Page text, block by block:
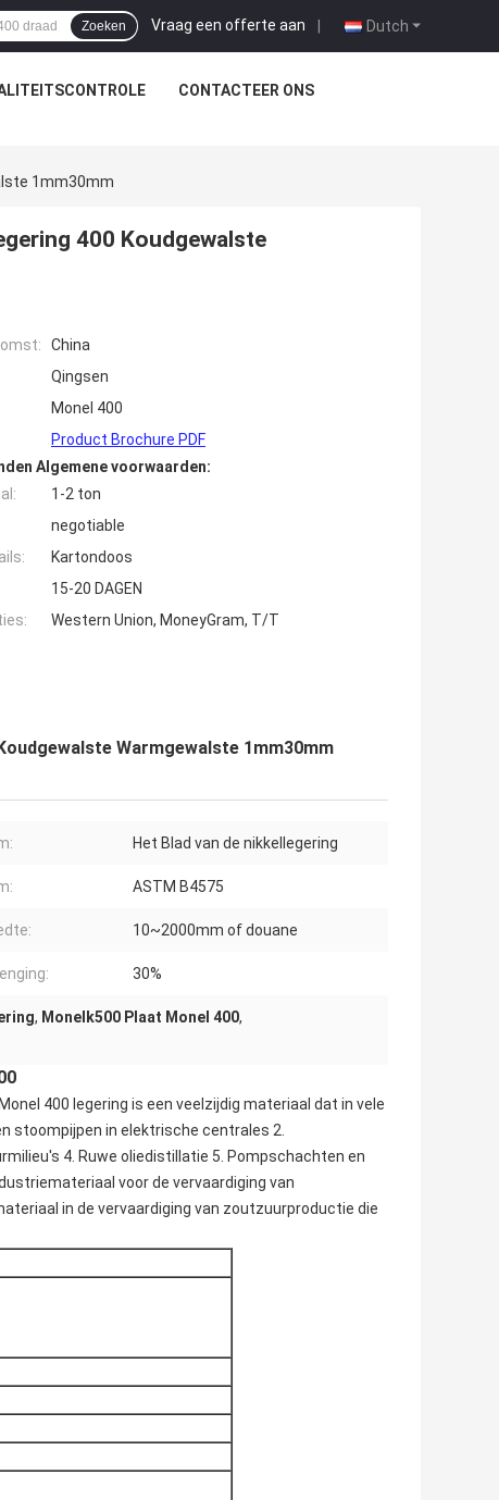
Dutch
Vraag een offerte aan |
Zoeken
CONTACTEER ONS
1mm30mm
400 Koudgewalste
China
Qingsen
Monel 400
Product Brochure PDF
Algemene voorwaarden:
1-2 ton
negotiable
Kartondoos
15-20 DAGEN
Western Union, MoneyGram, T/T
Warmgewalste 1mm30mm
Het Blad van de nikkellegering
ASTM B4575
10~2000mm of douane
30%
, Monelk500 Plaat Monel 400,
400 legering is een veelzijdig materiaal dat in vele
stoompijpen in elektrische centrales 2.
4. Ruwe oliedistillatie 5. Pompschachten en
voor de vervaardiging van
in de vervaardiging van zoutzuurproductie die